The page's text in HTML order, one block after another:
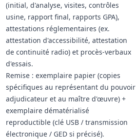
(initial, d'analyse, visites, contrôles
usine, rapport final, rapports GPA),
attestations réglementaires (ex.
attestation d'accessibilité, attestation
de continuité radio) et procès‑verbaux
d'essais.
Remise : exemplaire papier (copies
spécifiques au représentant du pouvoir
adjudicateur et au maître d'œuvre) +
exemplaire dématérialisé
reproductible (clé USB / transmission
électronique / GED si précisé).